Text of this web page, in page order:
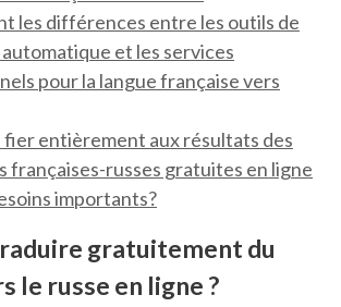
les différences entre les outils de
et les services
pour la langue française vers
fier entièrement aux résultats des
françaises-russes gratuites en ligne
importants?
gratuitement du
le russe en ligne ?